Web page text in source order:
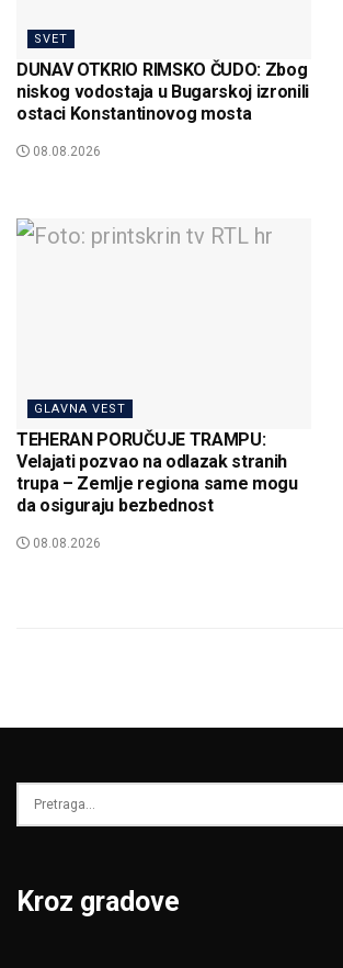
SVET
DUNAV OTKRIO RIMSKO ČUDO: Zbog
niskog vodostaja u Bugarskoj izronili
ostaci Konstantinovog mosta
08.08.2026
GLAVNA VEST
TEHERAN PORUČUJE TRAMPU:
Velajati pozvao na odlazak stranih
trupa – Zemlje regiona same mogu
da osiguraju bezbednost
08.08.2026
Kroz gradove